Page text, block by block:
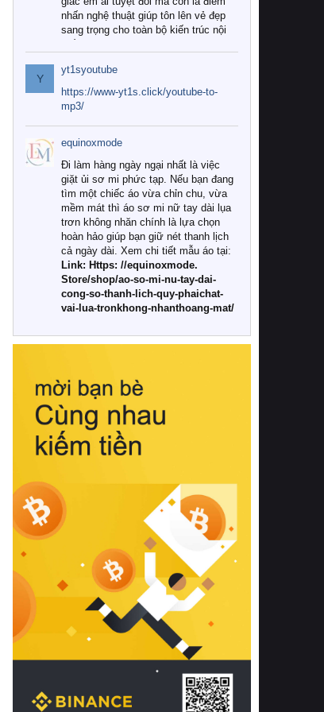
nhấn nghệ thuật giúp tôn lên vẻ đẹp
sang trọng cho toàn bộ kiến trúc nội
Tuy nhiên, giữa thị trường đa dạng
với vô vàn thương hiệu và mẫu mã
như hiện nay, làm thế nào để chọn
được những bộ chăn ga gối đệm cao
cấp thực sự chất lượng, phù hợp với
khí hậu và nhu cầu sử dụng của gia
đình? Hãy cùng chúng tôi đi tìm lời
giải đáp chi tiết qua bài viết dưới đây.
1. Tại sao các gia đình hiện đại lại ưa
chuộng chăn ga gối đệm cao cấp?
Khác với các dòng sản phẩm thông
thường, những bộ chăn ga gối đệm
cao cấp trải qua quy trình sản xuất
nghiêm ngặt từ khâu chọn lọc nguyên
liệu tự nhiên đến công nghệ dệt
nhuộm hiện đại không chứa hóa chất
này, bạn sẽ cảm nhận rõ rệt sự khác
hồi chuẩn xác của phần đệm nâng đỡ
cột sống.
Bên cạnh đó, việc lựa chọn các dòng
sản phẩm đạt chuẩn chất lượng quốc
tế còn giúp ngăn ngừa tình trạng kích
khuẩn và nấm mốc trong điều kiện
thời tiết nóng ẩm. Bạn có thể tìm hiểu
thêm các nghiên cứu khoa học về tác
động của giấc ngủ và môi trường
phòng ngủ đối với sức khỏe con
người tại Sleep Foundation (External
Link) để có cái nhìn toàn diện hơn.
2. Các tiêu chí vàng khi lựa chọn
chăn ga gối đệm cao cấp cho phòng
ngủ
Để sở hữu một bộ chăn ga gối đệm
cao cấp hoàn hảo cả về thẩm mỹ lẫn
công năng, người tiêu dùng cần cân
nhắc kỹ lưỡng các tiêu chí quan trọng
Y
yt1syoutube
https://www-yt1s.click/youtube-to-
mp3/
equinoxmode
Đi làm hàng ngày ngại nhất là việc
giặt ủi sơ mi phức tạp. Nếu bạn đang
tìm một chiếc áo vừa chỉn chu, vừa
mềm mát thì áo sơ mi nữ tay dài lụa
trơn không nhăn chính là lựa chọn
hoàn hảo giúp bạn giữ nét thanh lịch
cả ngày dài. Xem chi tiết mẫu áo tại:
Link: Https: //equinoxmode.
Store/shop/ao-so-mi-nu-tay-dai-
cong-so-thanh-lich-quy-phaichat-
vai-lua-tronkhong-nhanthoang-mat/